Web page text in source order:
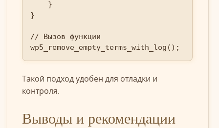
}
// Вызов функции
wp5_remove_empty_terms_with_log();
Такой подход удобен для отладки и
контроля.
Выводы и рекомендации